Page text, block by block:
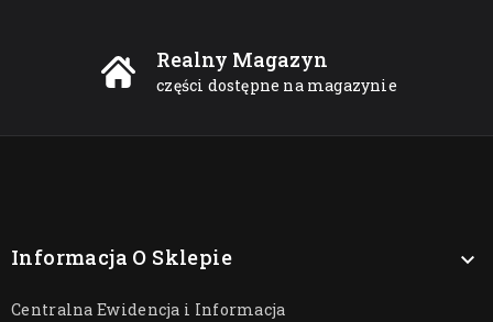
Realny Magazyn
części dostępne na magazynie
Informacja O Sklepie 
Centralna Ewidencja i Informacja